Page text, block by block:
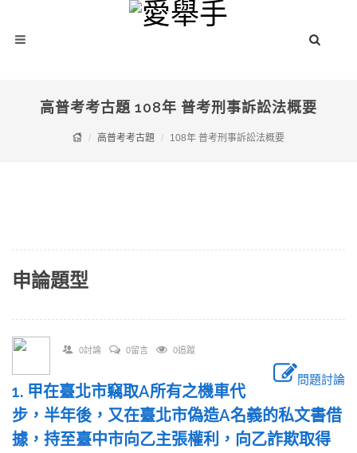
高普考考古題 108年 普考刑事訴訟法概要
高普考考古題 108年 普考刑事訴訟法概要
申論題型
0討論 0留言 0追蹤
問題討論
1. 甲在臺北市竊取A所有之機車代
步，半年後，又在臺北市偽造A名義的私文書借
據，持至臺中市向乙主張權利，向乙詐欺取得